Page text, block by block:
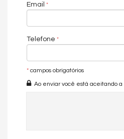
Email
Telefone
* campos obrigatórios
Ao enviar você está aceitando a